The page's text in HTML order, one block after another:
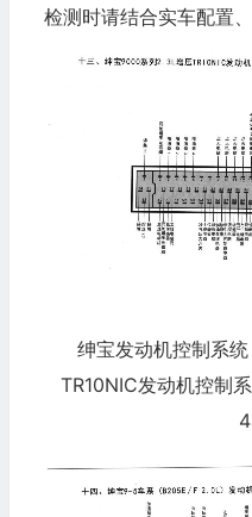
检测时请结合实车配置
绅宝发动机控制系
TR10NIC发动机控制